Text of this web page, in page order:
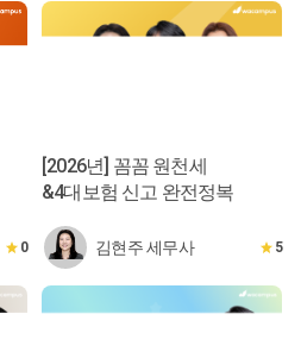
0
[2026년] 꼼꼼 원천세
&4대보험 신고 완전정복
김현주 세무사 5